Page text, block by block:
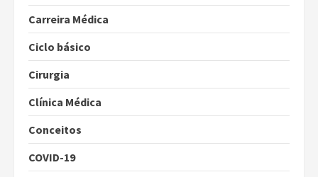
Carreira Médica
Ciclo básico
Cirurgia
Clínica Médica
Conceitos
COVID-19